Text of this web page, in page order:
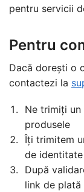
pentru servicii
Pentru
Dacă dorești o
contactezi la
Ne trimiți
produsele
Îți trimitem
de
După
link de plată